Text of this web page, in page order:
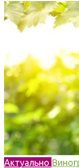
Актуально